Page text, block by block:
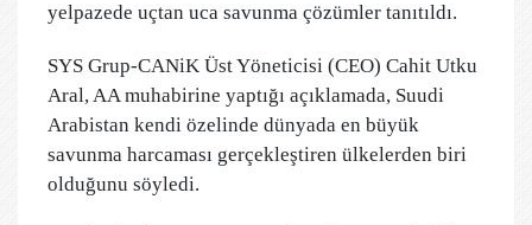
yelpazede uçtan uca savunma çözümler tanıtıldı.
SYS Grup-CANiK Üst Yöneticisi (CEO) Cahit Utku
Aral, AA muhabirine yaptığı açıklamada, Suudi
Arabistan kendi özelinde dünyada en büyük
savunma harcaması gerçekleştiren ülkelerden biri
olduğunu söyledi.